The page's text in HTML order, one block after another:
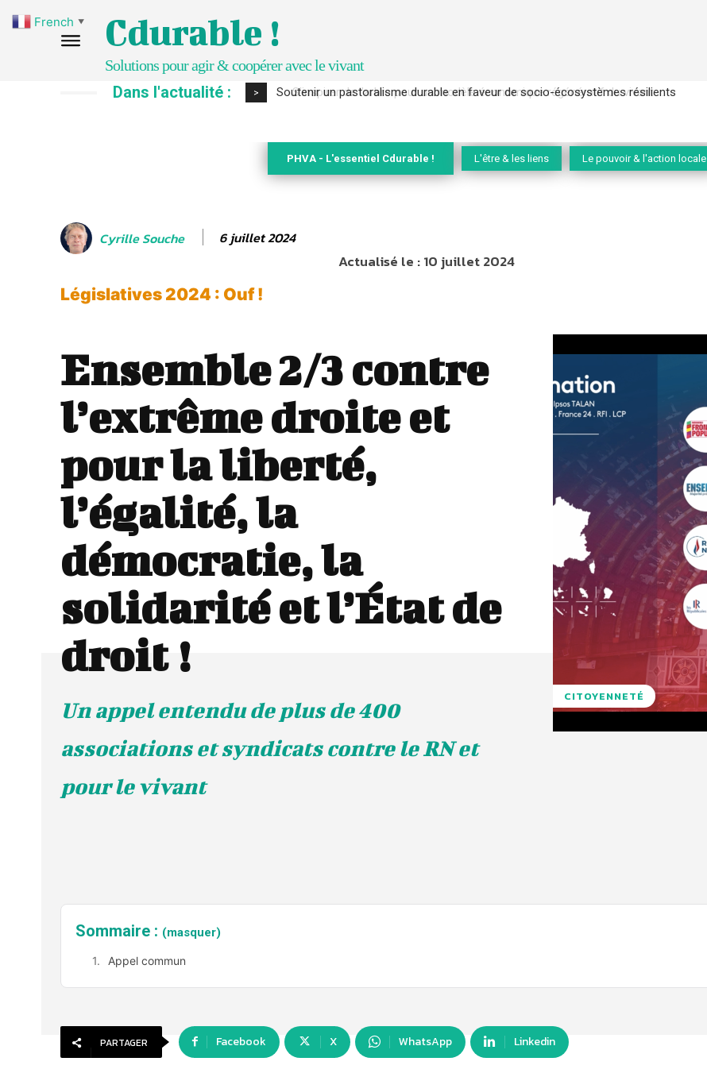
Cdurable !
Solutions pour agir & coopérer avec le vivant
Dans l'actualité : > S’inspirer de l’arbre pour un modèle économique régénératif du vivant …
PHVA - L'essentiel Cdurable ! L'être & les liens Le pouvoir & l'action locale
Cyrille Souche 6 juillet 2024
Actualisé le :10 juillet 2024
Législatives 2024 : Ouf !
Ensemble 2/3 contre
l’extrême droite et
pour la liberté,
l’égalité, la
démocratie, la
solidarité et l’État de
droit !
Un appel entendu de plus de 400
associations et syndicats contre le RN et
pour le vivant
CITOYENNETÉ
Sommaire : (masquer)
Appel commun
PARTAGER Facebook X WhatsApp Linkedin
French ▼